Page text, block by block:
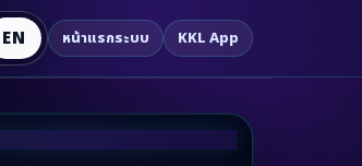
EN หน้าแรกระบบ KKL App